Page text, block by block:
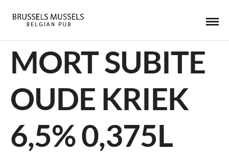
MORT SUBITE
OUDE KRIEK
6,5% 0,375L